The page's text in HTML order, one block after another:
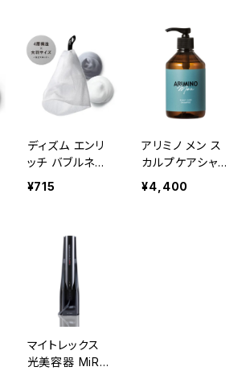
ディズム エンリ
ッチ バブルネッ
ト
¥715
アリミノ メン ス
カルプケアシャ
ンプー 680ml
¥4,400
マイトレックス
光美容器 MiRA